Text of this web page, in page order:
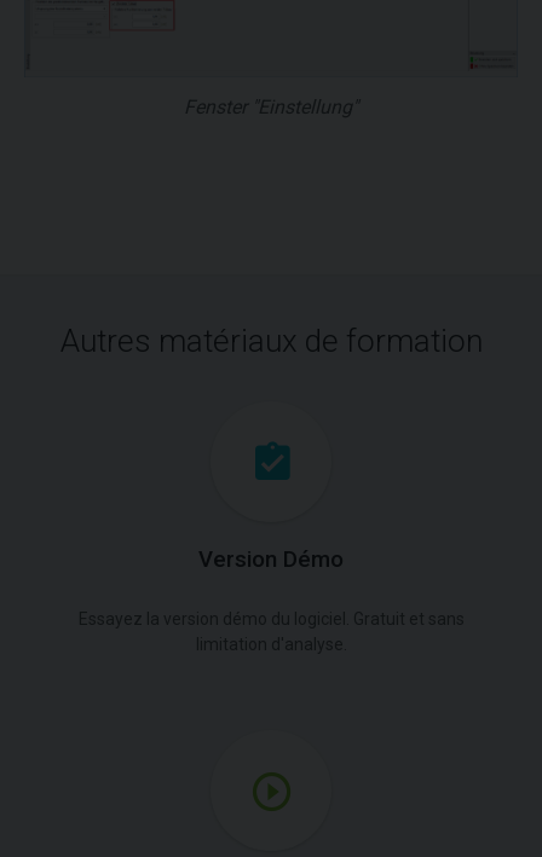
Fenster "Einstellung"
Autres matériaux de formation
Version Démo